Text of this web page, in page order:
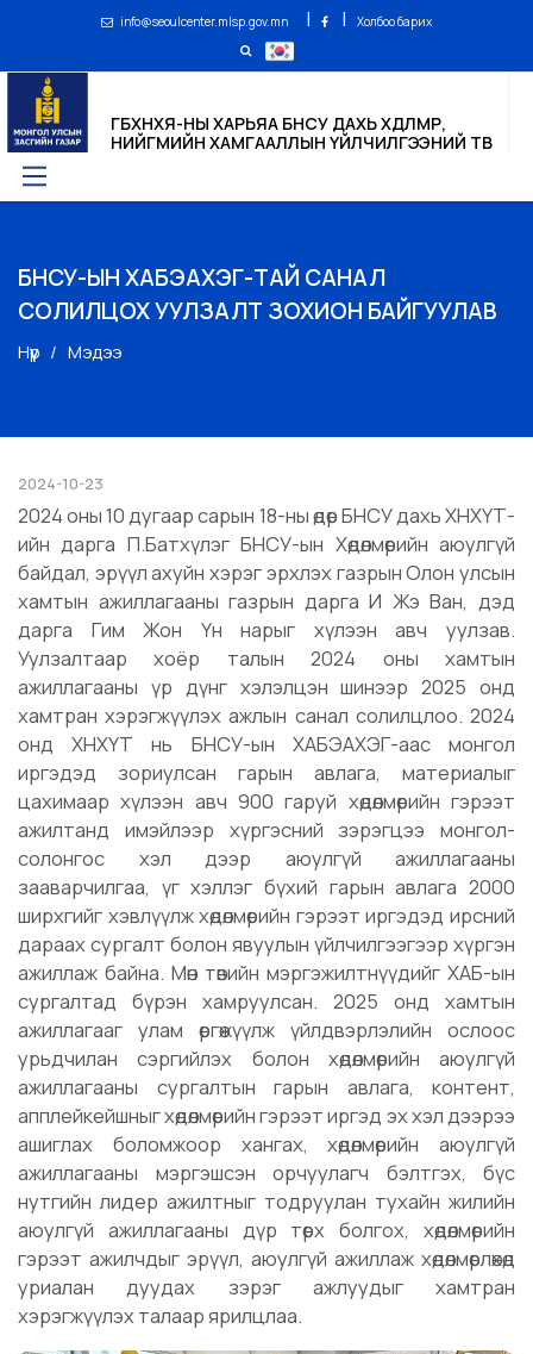
info@seoulcenter.mlsp.gov.mn | | Холбоо барих
ГБХНХЯ-НЫ ХАРЬЯА БНСУ ДАХЬ ХӨДӨЛМӨР,
НИЙГМИЙН ХАМГААЛЛЫН ҮЙЛЧИЛГЭЭНИЙ ТӨВ
БНСУ-ЫН ХАБЭАХЭГ-ТАЙ САНАЛ
СОЛИЛЦОХ УУЛЗАЛТ ЗОХИОН БАЙГУУЛАВ
Нүүр Мэдээ
2024-10-23
2024 оны 10 дугаар сарын 18-ны өдөр БНСУ дахь ХНХҮТ-
ийн дарга П.Батхүлэг БНСУ-ын Хөдөлмөрийн аюулгүй
байдал, эрүүл ахуйн хэрэг эрхлэх газрын Олон улсын
хамтын ажиллагааны газрын дарга И Жэ Ван, дэд
дарга Гим Жон Үн нарыг хүлээн авч уулзав.
Уулзалтаар хоёр талын 2024 оны хамтын
ажиллагааны үр дүнг хэлэлцэн шинээр 2025 онд
хамтран хэрэгжүүлэх ажлын санал солилцлоо. 2024
онд ХНХҮТ нь БНСУ-ын ХАБЭАХЭГ-аас монгол
иргэдэд зориулсан гарын авлага, материалыг
цахимаар хүлээн авч 900 гаруй хөдөлмөрийн гэрээт
ажилтанд имэйлээр хүргэсний зэрэгцээ монгол-
солонгос хэл дээр аюулгүй ажиллагааны
зааварчилгаа, үг хэллэг бүхий гарын авлага 2000
ширхгийг хэвлүүлж хөдөлмөрийн гэрээт иргэдэд ирсний
дараах сургалт болон явуулын үйлчилгээгээр хүргэн
ажиллаж байна. Мөн төвийн мэргэжилтнүүдийг ХАБ-ын
сургалтад бүрэн хамруулсан. 2025 онд хамтын
ажиллагааг улам өргөжүүлж үйлдвэрлэлийн ослоос
урьдчилан сэргийлэх болон хөдөлмөрийн аюулгүй
ажиллагааны сургалтын гарын авлага, контент,
апплейкейшныг хөдөлмөрийн гэрээт иргэд эх хэл дээрээ
ашиглах боломжоор хангах, хөдөлмөрийн аюулгүй
ажиллагааны мэргэшсэн орчуулагч бэлтгэх, бүс
нутгийн лидер ажилтныг тодруулан тухайн жилийн
аюулгүй ажиллагааны дүр төрх болгох, хөдөлмөрийн
гэрээт ажилчдыг эрүүл, аюулгүй ажиллаж хөдөлмөрлөхөд
уриалан дуудах зэрэг ажлуудыг хамтран
хэрэгжүүлэх талаар ярилцлаа.